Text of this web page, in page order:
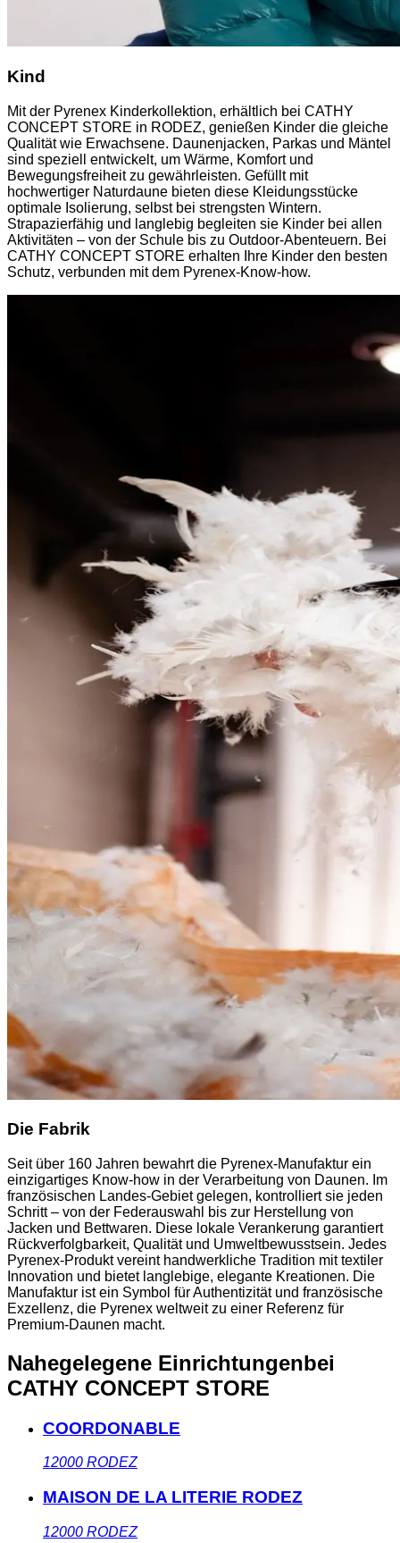
Kind
Mit der Pyrenex Kinderkollektion, erhältlich bei CATHY
CONCEPT STORE in RODEZ, genießen Kinder die gleiche
Qualität wie Erwachsene. Daunenjacken, Parkas und Mäntel
sind speziell entwickelt, um Wärme, Komfort und
Bewegungsfreiheit zu gewährleisten. Gefüllt mit
hochwertiger Naturdaune bieten diese Kleidungsstücke
optimale Isolierung, selbst bei strengsten Wintern.
Strapazierfähig und langlebig begleiten sie Kinder bei allen
Aktivitäten – von der Schule bis zu Outdoor-Abenteuern. Bei
CATHY CONCEPT STORE erhalten Ihre Kinder den besten
Schutz, verbunden mit dem Pyrenex-Know-how.
Die Fabrik
Seit über 160 Jahren bewahrt die Pyrenex-Manufaktur ein
einzigartiges Know-how in der Verarbeitung von Daunen. Im
französischen Landes-Gebiet gelegen, kontrolliert sie jeden
Schritt – von der Federauswahl bis zur Herstellung von
Jacken und Bettwaren. Diese lokale Verankerung garantiert
Rückverfolgbarkeit, Qualität und Umweltbewusstsein. Jedes
Pyrenex-Produkt vereint handwerkliche Tradition mit textiler
Innovation und bietet langlebige, elegante Kreationen. Die
Manufaktur ist ein Symbol für Authentizität und französische
Exzellenz, die Pyrenex weltweit zu einer Referenz für
Premium-Daunen macht.
Nahegelegene Einrichtungenbei
CATHY CONCEPT STORE
COORDONABLE
12000 RODEZ
MAISON DE LA LITERIE RODEZ
12000 RODEZ